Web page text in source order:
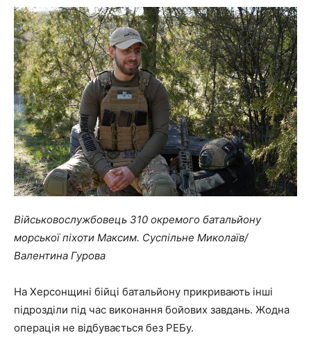
Військовослужбовець 310 окремого батальйону
морської піхоти Максим. Суспільне Миколаїв/
Валентина Гурова
На Херсонщині бійці батальйону прикривають інші
підрозділи під час виконання бойових завдань. Жодна
операція не відбувається без РЕБу.